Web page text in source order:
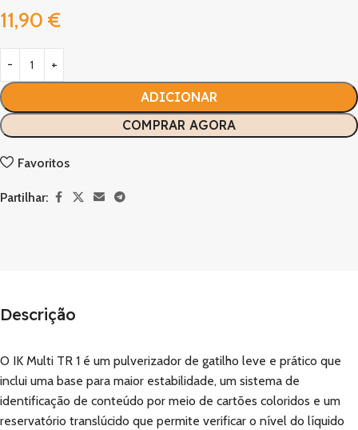
11,90 €
ADICIONAR
COMPRAR AGORA
Favoritos
Partilhar:
Descrição
O IK Multi TR 1 é um pulverizador de gatilho leve e prático que
inclui uma base para maior estabilidade, um sistema de
identificação de conteúdo por meio de cartões coloridos e um
reservatório translúcido que permite verificar o nível do líquido